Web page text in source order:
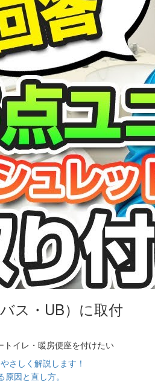
ス・UB）に取付
トイレ・暖房便座を付けたい
さしく解説します！